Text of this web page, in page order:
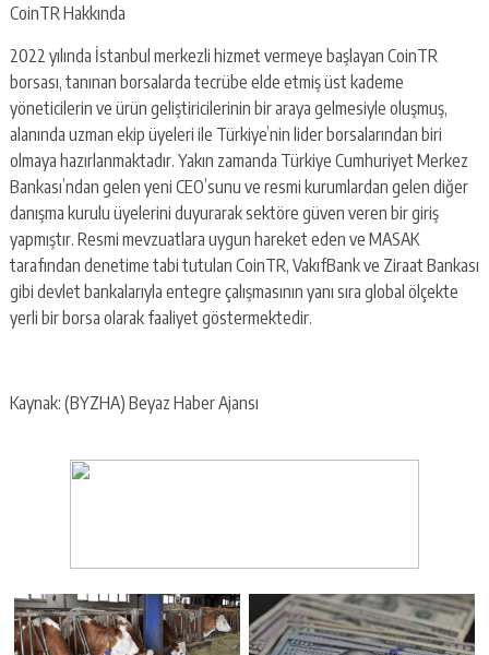
CoinTR Hakkında
2022 yılında İstanbul merkezli hizmet vermeye başlayan CoinTR
borsası, tanınan borsalarda tecrübe elde etmiş üst kademe
yöneticilerin ve ürün geliştiricilerinin bir araya gelmesiyle oluşmuş,
alanında uzman ekip üyeleri ile Türkiye’nin lider borsalarından biri
olmaya hazırlanmaktadır. Yakın zamanda Türkiye Cumhuriyet Merkez
Bankası’ndan gelen yeni CEO’sunu ve resmi kurumlardan gelen diğer
danışma kurulu üyelerini duyurarak sektöre güven veren bir giriş
yapmıştır. Resmi mevzuatlara uygun hareket eden ve MASAK
tarafından denetime tabi tutulan CoinTR, VakıfBank ve Ziraat Bankası
gibi devlet bankalarıyla entegre çalışmasının yanı sıra global ölçekte
yerli bir borsa olarak faaliyet göstermektedir.
Kaynak: (BYZHA) Beyaz Haber Ajansı